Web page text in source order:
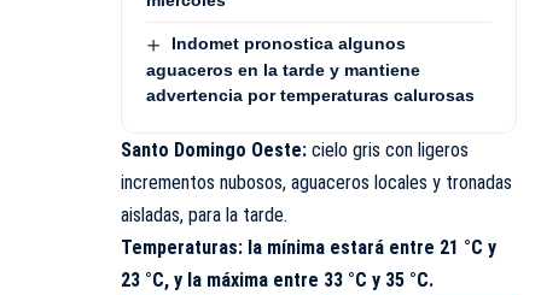
Indomet pronostica algunos
aguaceros en la tarde y mantiene
advertencia por temperaturas calurosas
Santo Domingo Oeste: cielo gris con ligeros
incrementos nubosos, aguaceros locales y tronadas
aisladas, para la tarde.
Temperaturas: la mínima estará entre 21 °C y
23 °C, y la máxima entre 33 °C y 35 °C.